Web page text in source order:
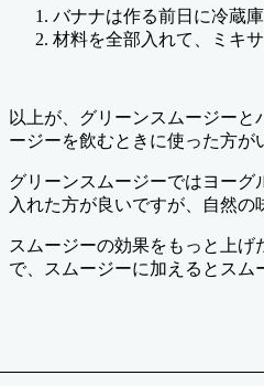
バナナは作る前日に冷蔵
材料を全部入れて、ミキサ
以上が、グリーンスムージー
ージーを飲むときに使った方が
グリーンスムージーではヨー
入れた方が良いですが、自然の
スムージーの効果をもっと上
で、スムージーに加えるとスム